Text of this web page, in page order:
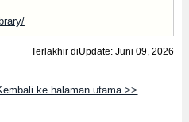
Terlakhir diUpdate: Juni 09, 2026
ke halaman utama >>